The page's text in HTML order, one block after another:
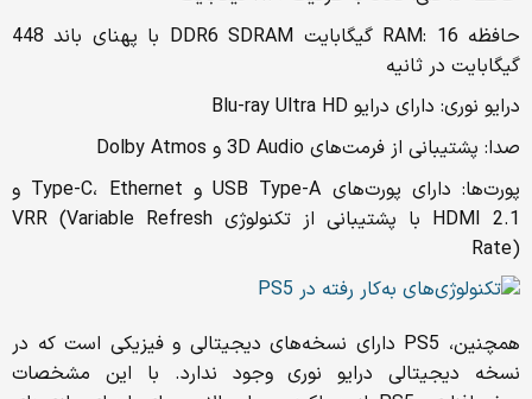
حافظه RAM: 16 گیگابایت DDR6 SDRAM با پهنای باند 448
گیگابایت در ثانیه
درایو نوری: دارای درایو Blu-ray Ultra HD
صدا: پشتیبانی از فرمت‌های 3D Audio و Dolby Atmos
پورت‌ها: دارای پورت‌های USB Type-A و Type-C، Ethernet و
HDMI 2.1 با پشتیبانی از تکنولوژی VRR (Variable Refresh
Rate)
همچنین، PS5 دارای نسخه‌های دیجیتالی و فیزیکی است که در
نسخه‌ دیجیتالی درایو نوری وجود ندارد. با این مشخصات